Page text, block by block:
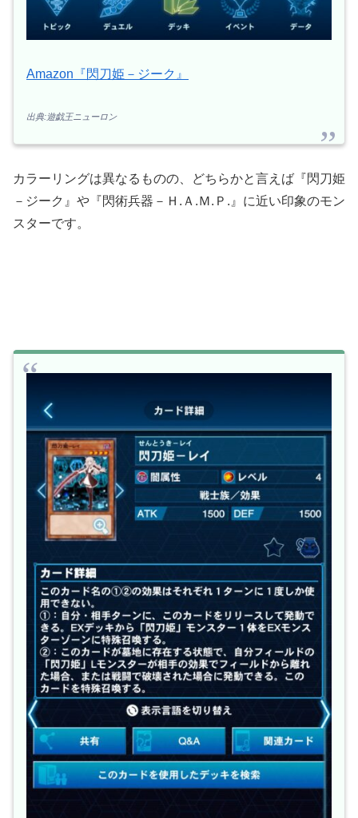
Amazon『閃刀姫－ジーク』
出典:遊戯王ニューロン
カラーリングは異なるものの、どちらかと言えば『閃刀姫
－ジーク』や『閃術兵器－Ｈ.Ａ.Ｍ.Ｐ.』に近い印象のモン
スターです。